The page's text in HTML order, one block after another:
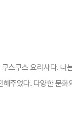
스쿠스 요리사다.
주었다. 다양한 문화